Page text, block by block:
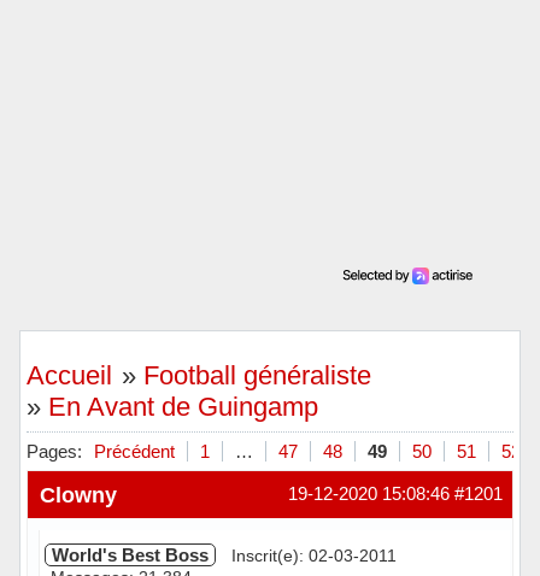
Accueil » Football généraliste
» En Avant de Guingamp
Pages: Précédent 1 … 47 48 49 50 51 52
#1201
19-12-2020 15:08:46
Clowny
World's Best Boss
Inscrit(e): 02-03-2011